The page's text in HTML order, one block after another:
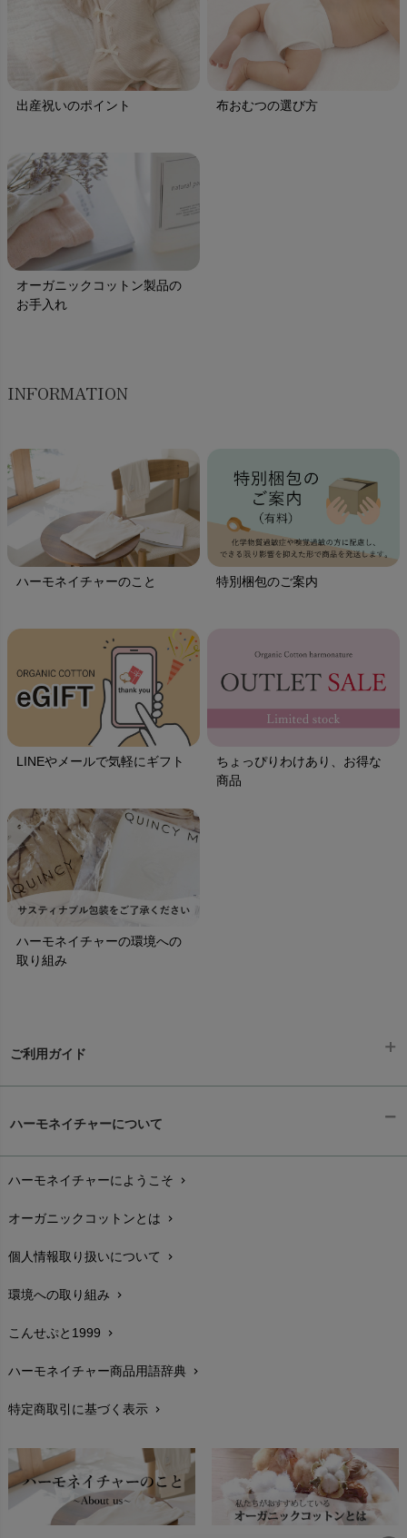
出産祝いのポイント 布おむつの選び方
オーガニックコットン製品の
お手入れ
INFORMATION
ハーモネイチャーのこと 特別梱包のご案内
LINEやメールで気軽にギフト
ちょっぴりわけあり、お得な
商品
ハーモネイチャーの環境への
取り組み
ご利用ガイド
配送と送料chevron_right
在庫状況と発送予定chevron_right
サイズ・寸法chevron_right
生地・素材chevron_right
お手入れについて
レビューを書こうchevron_right
返品交換chevron_right
FAXでのご注文
お問い合わせchevron_right
ハーモネイチャーについて
ハーモネイチャーにようこそ chevron_right
オーガニックコットンとは chevron_right
個人情報取り扱いについて chevron_right
環境への取り組み chevron_right
こんせぷと1999 chevron_right
ハーモネイチャー商品用語辞典 chevron_right
特定商取引に基づく表示 chevron_right